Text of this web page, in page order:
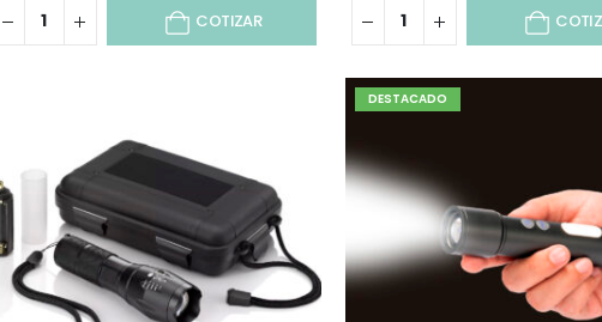
COTIZAR
DESTACADO